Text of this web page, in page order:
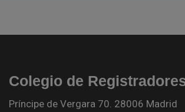
Colegio de
Príncipe de Vergara 70. 28006 Madrid